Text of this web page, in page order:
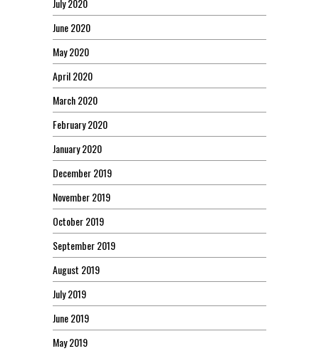
July 2020
June 2020
May 2020
April 2020
March 2020
February 2020
January 2020
December 2019
November 2019
October 2019
September 2019
August 2019
July 2019
June 2019
May 2019